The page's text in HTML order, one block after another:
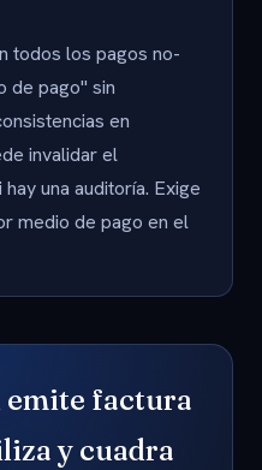
todos los pagos no-
de pago" sin
en
invalidar el
una auditoría. Exige
medio de pago en el
emite factura
y cuadra